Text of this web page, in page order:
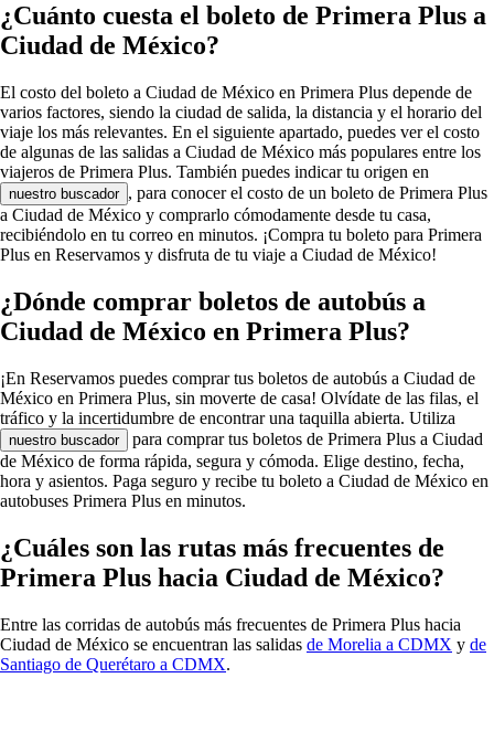
¿Cuánto cuesta el boleto de Primera Plus a
Ciudad de México?
El costo del boleto a Ciudad de México en Primera Plus depende de
varios factores, siendo la ciudad de salida, la distancia y el horario del
viaje los más relevantes. En el siguiente apartado, puedes ver el costo
de algunas de las salidas a Ciudad de México más populares entre los
viajeros de Primera Plus. También puedes indicar tu origen en
nuestro buscador , para conocer el costo de un boleto de Primera Plus
a Ciudad de México y comprarlo cómodamente desde tu casa,
recibiéndolo en tu correo en minutos. ¡Compra tu boleto para Primera
Plus en Reservamos y disfruta de tu viaje a Ciudad de México!
¿Dónde comprar boletos de autobús a
Ciudad de México en Primera Plus?
¡En Reservamos puedes comprar tus boletos de autobús a Ciudad de
México en Primera Plus, sin moverte de casa! Olvídate de las filas, el
tráfico y la incertidumbre de encontrar una taquilla abierta. Utiliza
nuestro buscador
para comprar tus boletos de Primera Plus a Ciudad
de México de forma rápida, segura y cómoda. Elige destino, fecha,
hora y asientos. Paga seguro y recibe tu boleto a Ciudad de México en
autobuses Primera Plus en minutos.
¿Cuáles son las rutas más frecuentes de
Primera Plus hacia Ciudad de México?
Entre las corridas de autobús más frecuentes de Primera Plus hacia
Ciudad de México se encuentran las salidas de Morelia a CDMX y de
Santiago de Querétaro a CDMX.